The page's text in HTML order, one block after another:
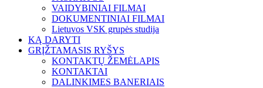
VAIDYBINIAI FILMAI
DOKUMENTINIAI FILMAI
Lietuvos VSK grupės studija
KĄ DARYTI
GRĮŽTAMASIS RYŠYS
KONTAKTŲ ŽEMĖLAPIS
KONTAKTAI
DALINKIMES BANERIAIS